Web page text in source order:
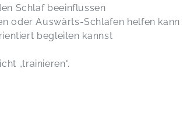
Schlaf beeinflussen
oder Auswärts-Schlafen helfen kann
begleiten kannst
„trainieren“.